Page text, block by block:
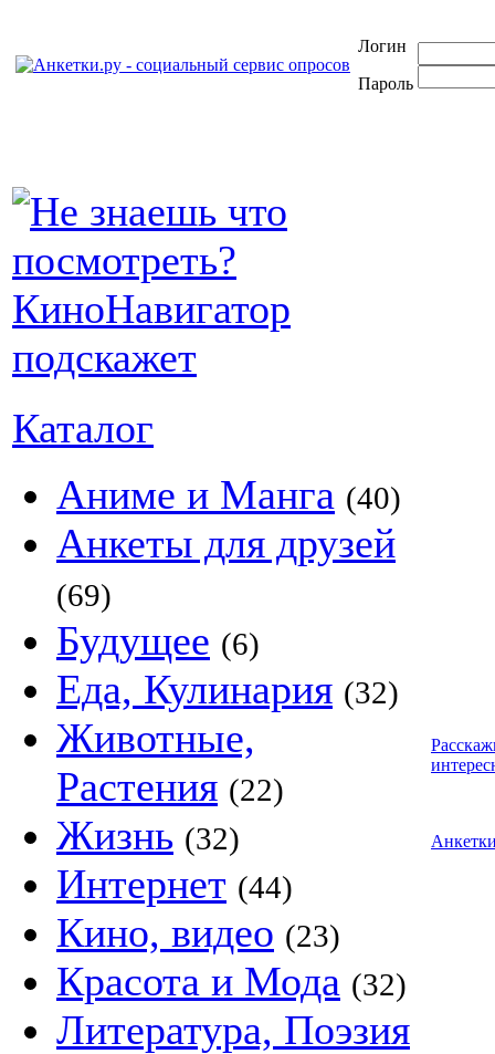
Логин
Пароль
Каталог
Аниме и Манга (40)
Анкеты для друзей
(69)
Будущее (6)
Еда, Кулинария (32)
Животные,
Растения (22)
Жизнь (32)
Интернет (44)
Кино, видео (23)
Красота и Мода (32)
Литература, Поэзия